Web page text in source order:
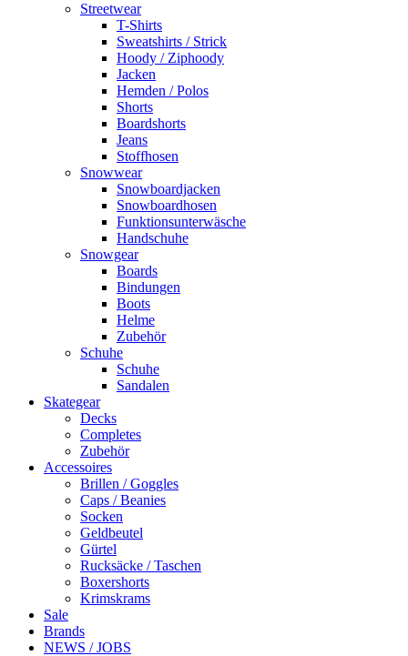
Streetwear
T-Shirts
Sweatshirts / Strick
Hoody / Ziphoody
Jacken
Hemden / Polos
Shorts
Boardshorts
Jeans
Stoffhosen
Snowwear
Snowboardjacken
Snowboardhosen
Funktionsunterwäsche
Handschuhe
Snowgear
Boards
Bindungen
Boots
Helme
Zubehör
Schuhe
Schuhe
Sandalen
Skategear
Decks
Completes
Zubehör
Accessoires
Brillen / Goggles
Caps / Beanies
Socken
Geldbeutel
Gürtel
Rucksäcke / Taschen
Boxershorts
Krimskrams
Sale
Brands
NEWS / JOBS